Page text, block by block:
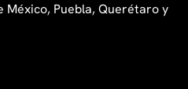
México, Puebla, Querétaro y